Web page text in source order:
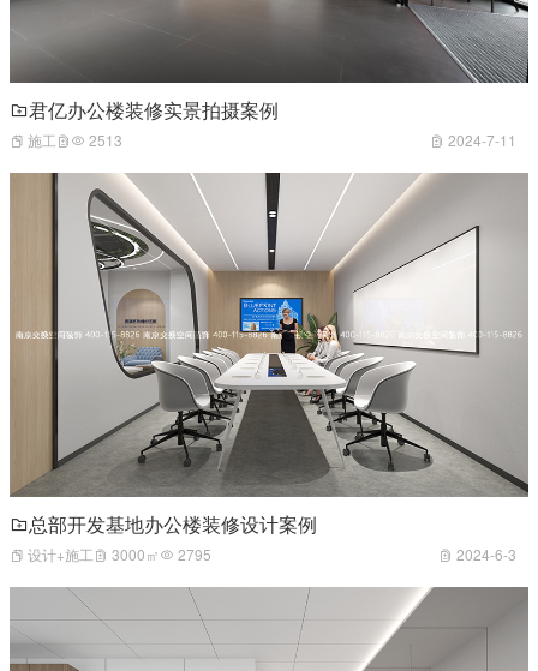
君亿办公楼装修实景拍摄案例
施工 2513 2024-7-11
总部开发基地办公楼装修设计案例
设计+施工 3000㎡ 2795 2024-6-3